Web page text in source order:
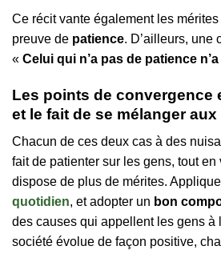
Ce récit vante également les
preuve de patience. D’ailleurs, une
« Celui qui n’a pas de patience
Les points de convergence
et le fait de se mélanger aux
Chacun de ces deux cas à des
fait de patienter sur les gens, tout en
dispose de plus de mérites.
quotidien, et adopter un bon
des causes qui appellent les gens à
société évolue de façon positive,